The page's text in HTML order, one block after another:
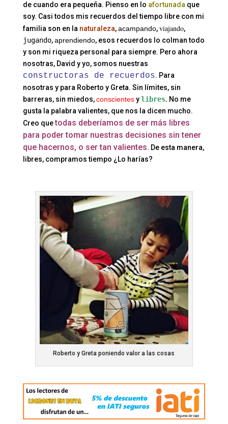
de cuando era pequeña. Pienso en lo afortunadaque
soy. Casi todos mis recuerdos del tiempo libre con mi
familia son en la naturaleza,acampando,viajando,
jugando,aprendiendo, esos recuerdos lo colman todo
y son mi riqueza personal para siempre. Pero ahora
nosotras, David y yo, somos nuestras
constructoras de recuerdos. Para
nosotras y para Roberto y Greta. Sin límites, sin
barreras, sin miedos,conscientesylibres. No me
gusta la palabra valientes, que nos la dicen mucho.
Creo quetodas deberíamos de ser más libres
para poder tomar nuestras decisiones sin tener
que hacernos, o ser tan valientes. De esta manera,
libres, compramos tiempo ¿Lo harías?
Roberto y Greta poniendo valor a las cosas